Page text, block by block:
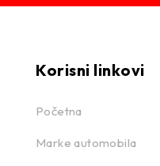
Korisni linkovi
Početna
Marke automobila